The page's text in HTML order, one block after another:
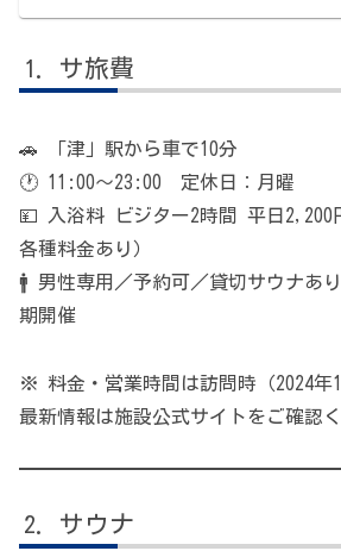
サ旅費
🚗 「津」駅から車で10分
🕐 11:00〜23:00 定休日：月曜
💴 入浴料 ビジター2時間 平日2,200
各種料金あり）
🚹 男性専用／予約可／貸切サウナあ
期開催
※ 料金・営業時間は訪問時（2024年
最新情報は施設公式サイトをご確認く
サウナ